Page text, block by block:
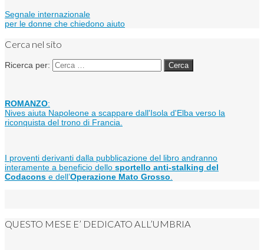
Segnale internazionale
per le donne che chiedono aiuto
Cerca nel sito
Ricerca per:
ROMANZO:
Nives aiuta Napoleone a scappare dall'Isola d'Elba verso la
riconquista del trono di Francia.
I proventi derivanti dalla pubblicazione del libro andranno
interamente a beneficio dello sportello anti-stalking del
Codacons e dell’Operazione Mato Grosso
QUESTO MESE E’ DEDICATO ALL’UMBRIA